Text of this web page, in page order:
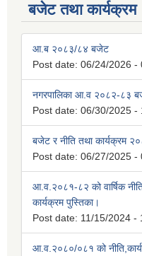
बजेट तथा कार्यक्रम
आ.ब २०८३/८४ बजेट
Post date: 06/24/2026 -
नगरपालिका आ.व २०८२-८३
Post date: 06/30/2025 -
बजेट र नीति तथा कार्यक्रम
Post date: 06/27/2025 -
आ.व.२०८१-८२ को वार्षिक
कार्यक्रम पुस्तिका।
Post date: 11/15/2024 -
आ.व.२०८०/०८१ को